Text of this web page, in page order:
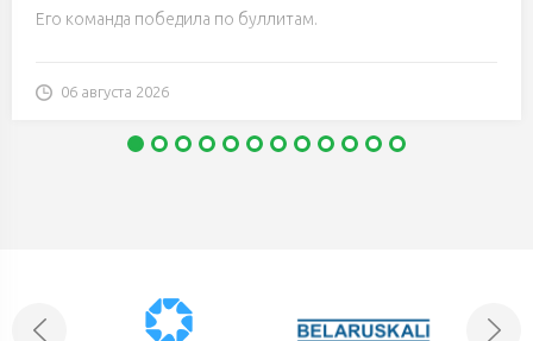
турнире Н.Е.Маслова в Санкт-Петербурге
Его команда победила по буллитам.
06 августа 2026